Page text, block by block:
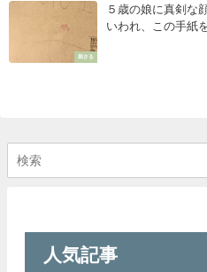
刺さる
５歳の娘に真剣な
いわれ、この手紙
人気記事